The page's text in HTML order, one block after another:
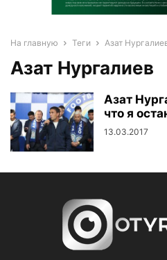
На главную Теги Азат
Азат Нургалиев
Азат
что я
13.03.2017